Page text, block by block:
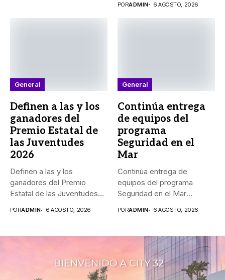
PORADMIN 6 AGOSTO, 2026
General
Definen a las y los
ganadores del
Premio Estatal de
las Juventudes
2026
Definen a las y los
ganadores del Premio
Estatal de las Juventudes...
PORADMIN 6 AGOSTO, 2026
General
Continúa entrega
de equipos del
programa
Seguridad en el
Mar
Continúa entrega de
equipos del programa
Seguridad en el Mar
PORADMIN 6 AGOSTO, 2026